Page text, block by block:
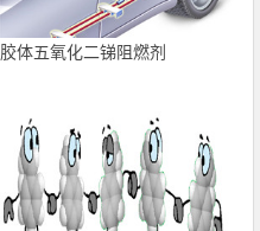
胶体五氧化二锑阻燃剂